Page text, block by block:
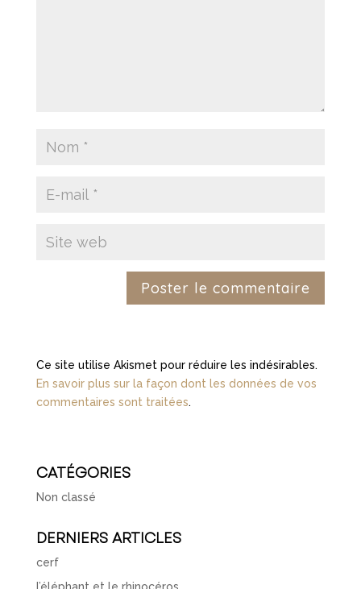
Ce site utilise Akismet pour réduire les indésirables.
En savoir plus sur la façon dont les données de vos
commentaires sont traitées.
CATÉGORIES
Non classé
DERNIERS ARTICLES
cerf